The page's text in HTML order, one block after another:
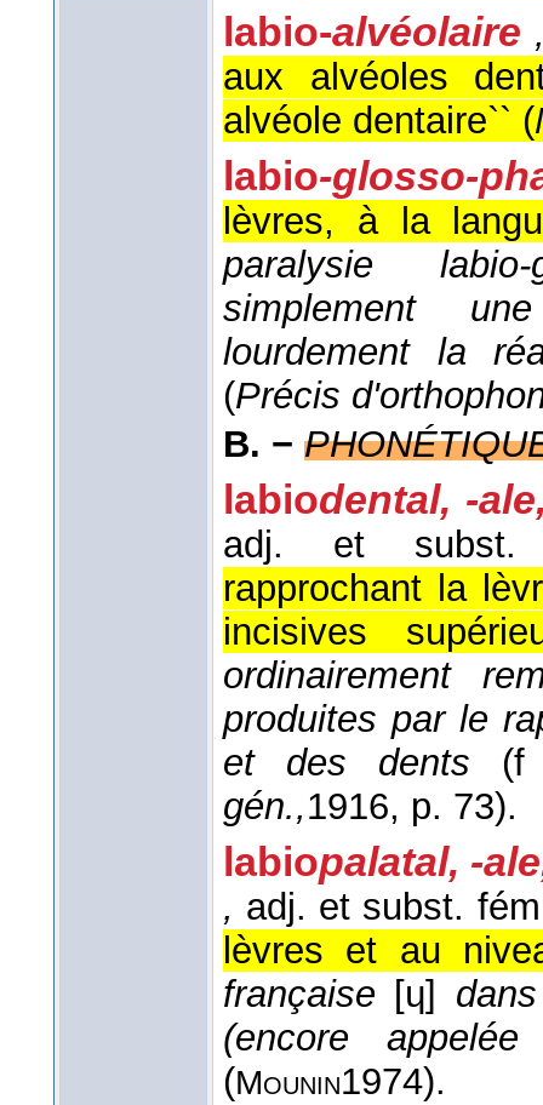
labio-alvéolaire
aux alvéoles
alvéole dentaire`` (
labio-glosso-
lèvres, à la
paralysie
simplement
lourdement la
(Précis
B. −
labiodental, -
adj. et subst.
rapprochant la
incisives
ordinairement
produites par le
et des dents
gén.,1916, p. 73).
labiopalatal, -
, adj. et subst.
lèvres et au
française [ɥ]
(encore
(Mounin1974).